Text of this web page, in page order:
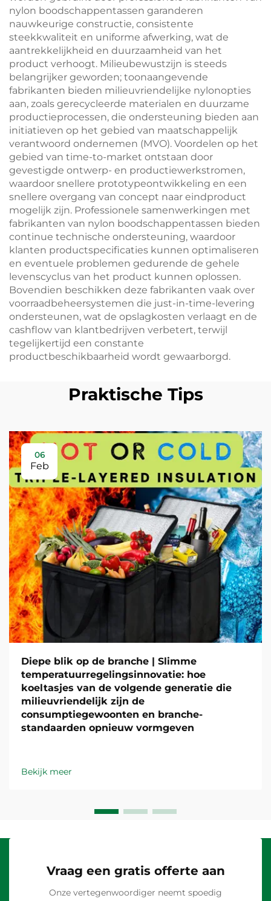
nylon boodschappentassen garanderen
nauwkeurige constructie, consistente
steekkwaliteit en uniforme afwerking, wat de
aantrekkelijkheid en duurzaamheid van het
product verhoogt. Milieubewustzijn is steeds
belangrijker geworden; toonaangevende
fabrikanten bieden milieuvriendelijke nylonopties
aan, zoals gerecycleerde materialen en duurzame
productieprocessen, die ondersteuning bieden aan
initiatieven op het gebied van maatschappelijk
verantwoord ondernemen (MVO). Voordelen op het
gebied van time-to-market ontstaan door
gevestigde ontwerp- en productiewerkstromen,
waardoor snellere prototypeontwikkeling en een
snellere overgang van concept naar eindproduct
mogelijk zijn. Professionele samenwerkingen met
fabrikanten van nylon boodschappentassen bieden
continue technische ondersteuning, waardoor
klanten productspecificaties kunnen optimaliseren
en eventuele problemen gedurende de gehele
levenscyclus van het product kunnen oplossen.
Bovendien beschikken deze fabrikanten vaak over
voorraadbeheersystemen die just-in-time-levering
ondersteunen, wat de opslagkosten verlaagt en de
cashflow van klantbedrijven verbetert, terwijl
tegelijkertijd een constante
productbeschikbaarheid wordt gewaarborgd.
Praktische Tips
06
Feb
Diepe blik op de branche | Slimme
temperatuurregelingsinnovatie: hoe
koeltasjes van de volgende generatie die
milieuvriendelijk zijn de
consumptiegewoonten en branche-
standaarden opnieuw vormgeven
Bekijk meer
Vraag een gratis offerte aan
Onze vertegenwoordiger neemt spoedig